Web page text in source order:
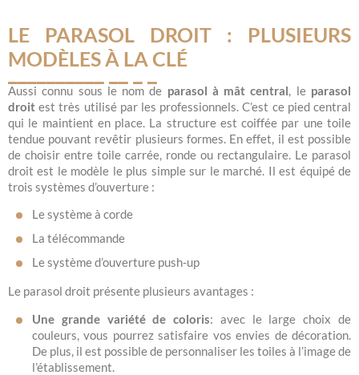
LE PARASOL DROIT : PLUSIEURS
MODÈLES À LA CLÉ
Aussi connu sous le nom de parasol à mât central, le parasol
droit est très utilisé par les professionnels. C’est ce pied central
qui le maintient en place. La structure est coiffée par une toile
tendue pouvant revêtir plusieurs formes. En effet, il est possible
de choisir entre toile carrée, ronde ou rectangulaire. Le parasol
droit est le modèle le plus simple sur le marché. Il est équipé de
trois systèmes d’ouverture :
Le système à corde
La télécommande
Le système d’ouverture push-up
Le parasol droit présente plusieurs avantages :
Une grande variété de coloris: avec le large choix de
couleurs, vous pourrez satisfaire vos envies de décoration.
De plus, il est possible de personnaliser les toiles à l’image de
l’établissement.